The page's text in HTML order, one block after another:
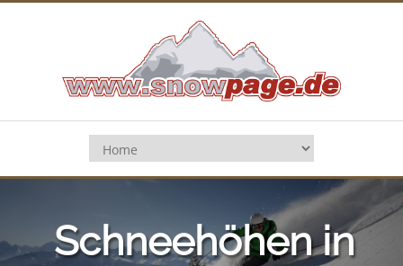
Schneehöhen in